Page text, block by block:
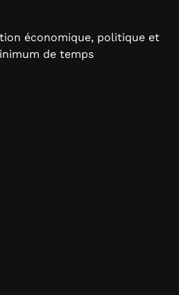
économique, politique et
de temps